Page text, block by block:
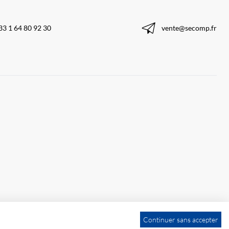
1 64 80 92 30 vente@secomp.fr
Continuer sans accepter